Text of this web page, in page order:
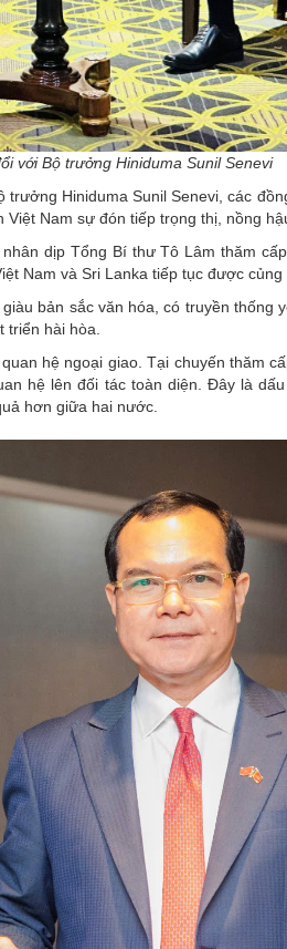
với Bộ trưởng Hiniduma Sunil Senevi
Hiniduma Sunil Senevi, các
Nam sự đón tiếp trọng thị, nồng
dịp Tổng Bí thư Tô Lâm thăm
Nam và Sri Lanka tiếp tục được củng
bản sắc văn hóa, có truyền thống
hài hòa.
hệ ngoại giao. Tại chuyến thăm
hệ lên đối tác toàn diện. Đây là
hơn giữa hai nước.